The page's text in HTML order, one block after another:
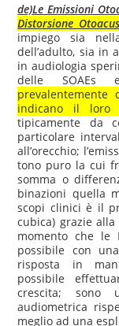
de)Le Emissioni
Distorsione
impiego sia
dell’adulto, sia in
in audiologia
delle SOAEs
indicano il loro
tipicamente da
particolare
all’orecchio;
tono puro la cui
somma o
binazioni quella
scopi clinici è il
cubica) grazie
momento che le
possibile con
risposta in
possibile
crescita; sono
audiometrica
meglio ad una